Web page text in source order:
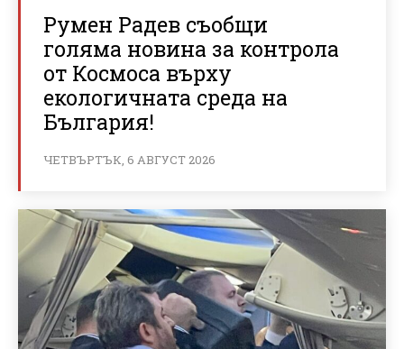
Румен Радев съобщи
голяма новина за контрола
от Космоса върху
екологичната среда на
България!
ЧЕТВЪРТЪК, 6 АВГУСТ 2026